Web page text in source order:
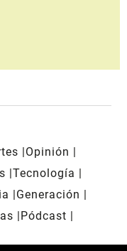
Opinión
Tecnología
Generación
Pódcast